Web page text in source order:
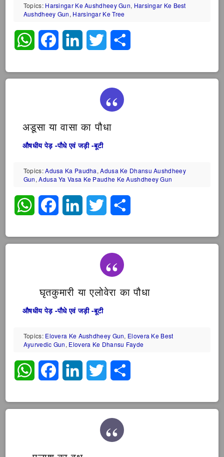
Topics: Harsingar Ke Aushdheey Gun, Harsingar Ke Best
Aushdheey Gun, Harsingar Ke Tree
WhatsAppFacebookLinkedInTwitter
अडूसा या वासा का पौधा
औषधीय पेड़ -पौधे एवं जड़ी -बूटी
Topics:Adusa Ka Paudha,Adusa Ke Dhansu Aushdheey
Gun,Adusa Ya Vasa Ke Paudhe Ke Aushdheey Gun
WhatsAppFacebookLinkedInTwitter
घृतकुमारी या एलोवेरा का पौधा
औषधीय पेड़ -पौधे एवं जड़ी -बूटी
Topics: Elovera Ke Aushdheey Gun, Elovera Ke Best
Ayurvedic Gun, Elovera Ke Dhansu Fayde
WhatsAppFacebookLinkedInTwitter